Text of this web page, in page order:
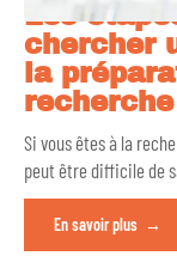
Les
chercher
la
Si vous êtes à la
peut être difficile de
En savoir plus